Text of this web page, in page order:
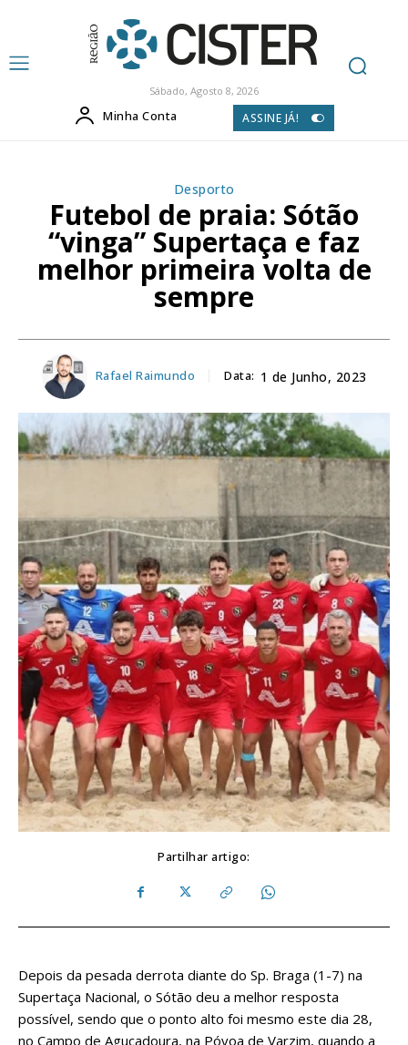
Sábado, Agosto 8, 2026
Minha Conta ASSINE JÁ!
Desporto
Futebol de praia: Sótão
“vinga” Supertaça e faz
melhor primeira volta de
sempre
Rafael Raimundo Data: 1 de Junho, 2023
Partilhar artigo:
Depois da pesada derrota diante do Sp. Braga (1-7) na
Supertaça Nacional, o Sótão deu a melhor resposta
possível, sendo que o ponto alto foi mesmo este dia 28,
no Campo de Aguçadoura, na Póvoa de Varzim, quando a